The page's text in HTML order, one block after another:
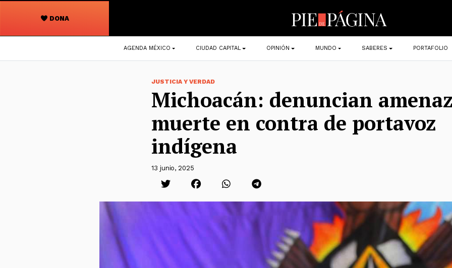
DONA
Navegación
principal
AGENDA MÉXICO CIUDAD CAPITAL OPINIÓN MUNDO SABERES PORTAFOLIO
JUSTICIA Y VERDAD
Michoacán: denuncian
muerte en contra de portavoz
indígena
13 junio, 2025